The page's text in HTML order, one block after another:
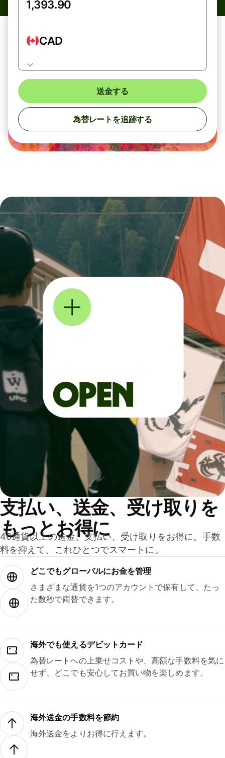
CAD
送金する
為替レートを追跡する
支払い、送金、受け取りを
もっとお得に
40通貨以上の送金、支払い、受け取りをお得に。手数
料を抑えて、これひとつでスマートに。
どこでもグ⁠ロ⁠ー⁠バ⁠ルにお金を管理
さまざまな通貨を1つのアカウントで保有して、たっ
た数秒で両替できます。
海外でも使えるデビットカード
為替レートへの上乗せコストや、高額な手数料を気に
せず、どこでも安心してお買い物を楽しめます。
海外送金の手数料を節約
海外送金をよりお得に行えます。